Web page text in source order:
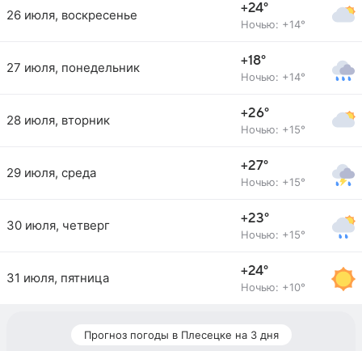
26 июля, воскресенье +24°
Ночью: +14°
27 июля, понедельник +18°
Ночью: +14°
28 июля, вторник +26°
Ночью: +15°
29 июля, среда +27°
Ночью: +15°
30 июля, четверг +23°
Ночью: +15°
31 июля, пятница +24°
Ночью: +10°
Прогноз погоды в Плесецке на 3 дня